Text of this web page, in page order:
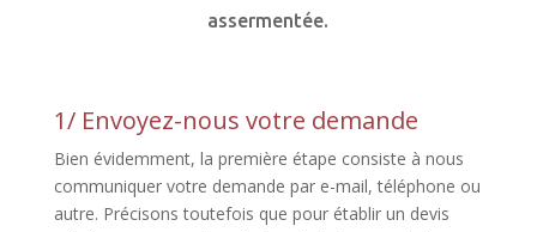
assermentée.
1/ Envoyez-nous votre demande
Bien évidemment, la première étape consiste à nous
communiquer votre demande par e-mail, téléphone ou
autre. Précisons toutefois que pour établir un devis